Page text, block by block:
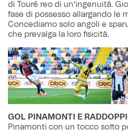
di Touré reo di un’ingenuità.
fase di possesso allargando le
Concediamo solo angoli e
che prevalga la loro fisicità.
GOL PINAMONTI E
Pinamonti con un tocco sotto